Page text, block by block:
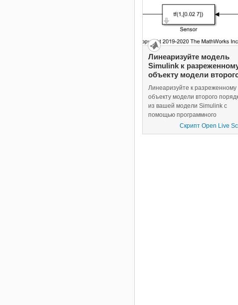
Линеаризуйте модель
Simulink к
объекту модели
порядка
Линеаризуйте к разреженному
объекту модели второго
из вашей модели Simulink с
помощью программного
обеспеченияSimulink Control
Design™.
Скрипт Open Live